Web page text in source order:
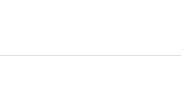
von hochwertigem
auf Mobilität verzichten